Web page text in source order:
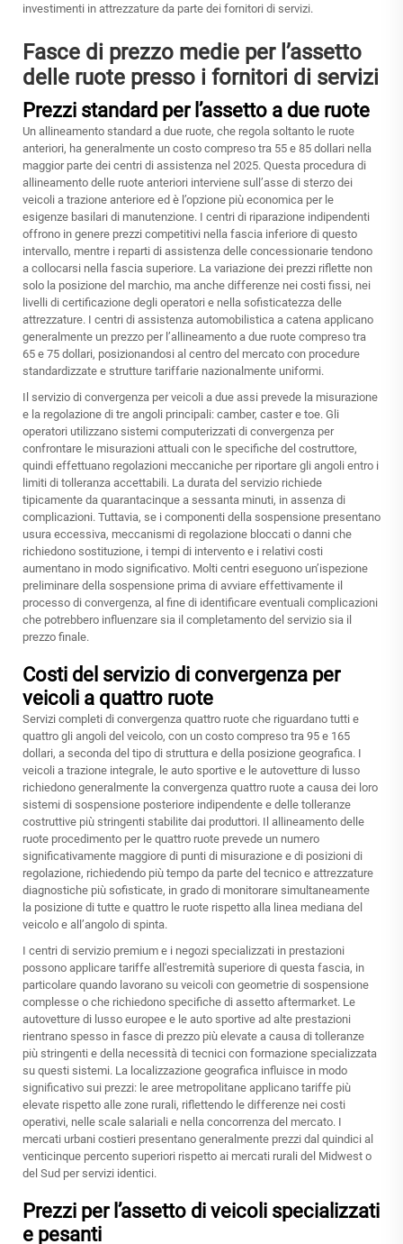
investimenti in attrezzature da parte dei fornitori di servizi.
Fasce di prezzo medie per l’assetto
delle ruote presso i fornitori di servizi
Prezzi standard per l’assetto a due ruote
Un allineamento standard a due ruote, che regola soltanto le ruote
anteriori, ha generalmente un costo compreso tra 55 e 85 dollari nella
maggior parte dei centri di assistenza nel 2025. Questa procedura di
allineamento delle ruote anteriori interviene sull’asse di sterzo dei
veicoli a trazione anteriore ed è l’opzione più economica per le
esigenze basilari di manutenzione. I centri di riparazione indipendenti
offrono in genere prezzi competitivi nella fascia inferiore di questo
intervallo, mentre i reparti di assistenza delle concessionarie tendono
a collocarsi nella fascia superiore. La variazione dei prezzi riflette non
solo la posizione del marchio, ma anche differenze nei costi fissi, nei
livelli di certificazione degli operatori e nella sofisticatezza delle
attrezzature. I centri di assistenza automobilistica a catena applicano
generalmente un prezzo per l’allineamento a due ruote compreso tra
65 e 75 dollari, posizionandosi al centro del mercato con procedure
standardizzate e strutture tariffarie nazionalmente uniformi.
Il servizio di convergenza per veicoli a due assi prevede la misurazione
e la regolazione di tre angoli principali: camber, caster e toe. Gli
operatori utilizzano sistemi computerizzati di convergenza per
confrontare le misurazioni attuali con le specifiche del costruttore,
quindi effettuano regolazioni meccaniche per riportare gli angoli entro i
limiti di tolleranza accettabili. La durata del servizio richiede
tipicamente da quarantacinque a sessanta minuti, in assenza di
complicazioni. Tuttavia, se i componenti della sospensione presentano
usura eccessiva, meccanismi di regolazione bloccati o danni che
richiedono sostituzione, i tempi di intervento e i relativi costi
aumentano in modo significativo. Molti centri eseguono un’ispezione
preliminare della sospensione prima di avviare effettivamente il
processo di convergenza, al fine di identificare eventuali complicazioni
che potrebbero influenzare sia il completamento del servizio sia il
prezzo finale.
Costi del servizio di convergenza per
veicoli a quattro ruote
Servizi completi di convergenza quattro ruote che riguardano tutti e
quattro gli angoli del veicolo, con un costo compreso tra 95 e 165
dollari, a seconda del tipo di struttura e della posizione geografica. I
veicoli a trazione integrale, le auto sportive e le autovetture di lusso
richiedono generalmente la convergenza quattro ruote a causa dei loro
sistemi di sospensione posteriore indipendente e delle tolleranze
costruttive più stringenti stabilite dai produttori. Il allineamento delle
ruote procedimento per le quattro ruote prevede un numero
significativamente maggiore di punti di misurazione e di posizioni di
regolazione, richiedendo più tempo da parte del tecnico e attrezzature
diagnostiche più sofisticate, in grado di monitorare simultaneamente
la posizione di tutte e quattro le ruote rispetto alla linea mediana del
veicolo e all’angolo di spinta.
I centri di servizio premium e i negozi specializzati in prestazioni
possono applicare tariffe all'estremità superiore di questa fascia, in
particolare quando lavorano su veicoli con geometrie di sospensione
complesse o che richiedono specifiche di assetto aftermarket. Le
autovetture di lusso europee e le auto sportive ad alte prestazioni
rientrano spesso in fasce di prezzo più elevate a causa di tolleranze
più stringenti e della necessità di tecnici con formazione specializzata
su questi sistemi. La localizzazione geografica influisce in modo
significativo sui prezzi: le aree metropolitane applicano tariffe più
elevate rispetto alle zone rurali, riflettendo le differenze nei costi
operativi, nelle scale salariali e nella concorrenza del mercato. I
mercati urbani costieri presentano generalmente prezzi dal quindici al
venticinque percento superiori rispetto ai mercati rurali del Midwest o
del Sud per servizi identici.
Prezzi per l’assetto di veicoli specializzati
e pesanti